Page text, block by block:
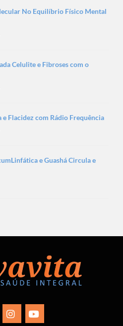
No Equilíbrio Físico Mental
Celulite e Fibroses com o
Flacidez com Rádio Frequência
e Guashá Circula e